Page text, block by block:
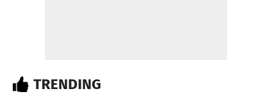
TRENDING